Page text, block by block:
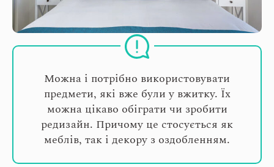
Можна і потрібно використовувати
предмети, які вже були у вжитку. Їх
можна цікаво обіграти чи зробити
редизайн. Причому це стосується як
меблів, так і декору з оздобленням.